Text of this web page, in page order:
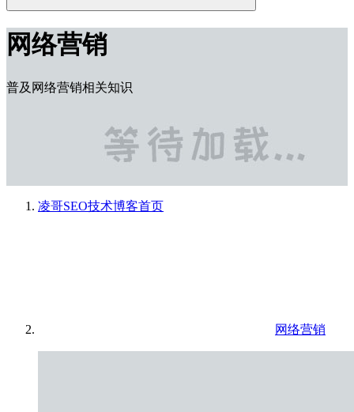
网络营销
普及网络营销相关知识
凌哥SEO技术博客首页
网络营销